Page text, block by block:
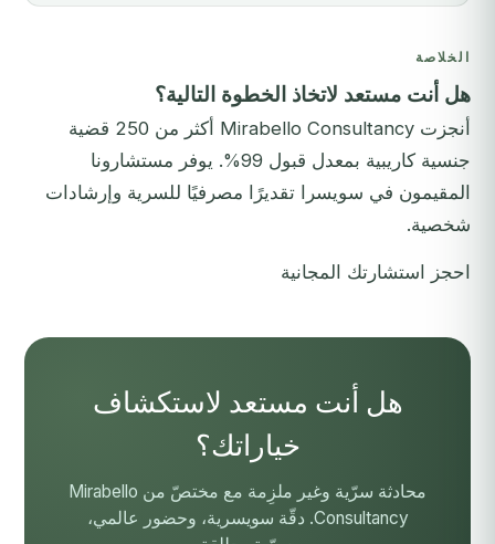
الخلاصة
هل أنت مستعد لاتخاذ الخطوة التالية؟
أنجزت Mirabello Consultancy أكثر من 250 قضية
جنسية كاريبية بمعدل قبول 99%. يوفر مستشارونا
المقيمون في سويسرا تقديرًا مصرفيًا للسرية وإرشادات
شخصية.
احجز استشارتك المجانية
هل أنت مستعد لاستكشاف
خياراتك؟
محادثة سرّية وغير ملزِمة مع مختصّ من Mirabello
Consultancy. دقّة سويسرية، وحضور عالمي،